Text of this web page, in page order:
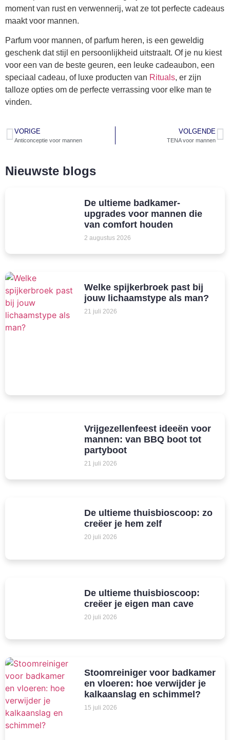
moment van rust en verwennerij, wat ze tot perfecte cadeaus
maakt voor mannen.
Parfum voor mannen, of parfum heren, is een geweldig
geschenk dat stijl en persoonlijkheid uitstraalt. Of je nu kiest
voor een van de beste geuren, een leuke cadeaubon, een
speciaal cadeau, of luxe producten van Rituals, er zijn
talloze opties om de perfecte verrassing voor elke man te
vinden.
VORIGE
Anticonceptie voor mannen
VOLGENDE
TENA voor mannen
Nieuwste blogs
De ultieme badkamer-
upgrades voor mannen die
van comfort houden
2 augustus 2026
Welke spijkerbroek past bij
jouw lichaamstype als man?
21 juli 2026
Vrijgezellenfeest ideeën voor
mannen: van BBQ boot tot
partyboot
21 juli 2026
De ultieme thuisbioscoop: zo
creëer je hem zelf
20 juli 2026
De ultieme thuisbioscoop:
creëer je eigen man cave
20 juli 2026
Stoomreiniger voor badkamer
en vloeren: hoe verwijder je
kalkaanslag en schimmel?
15 juli 2026